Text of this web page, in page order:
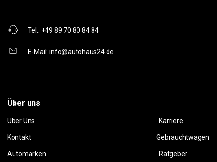
Tel.: +49 89 70 80 84 84
E-Mail: info@autohaus24.de
Über uns
Über Uns Karriere
Kontakt Gebrauchtwagen
Automarken Ratgeber